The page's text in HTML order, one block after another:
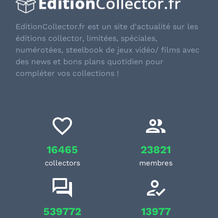
EditionCollector.fr est un site d'actualité sur les
éditions collector, limitées, spéciales,
numérotées, steelbook de jeux vidéo/ films avec
des news et bons plans quotidien pour
compléter vos collections !
16465
collectors
23821
membres
539772 13977